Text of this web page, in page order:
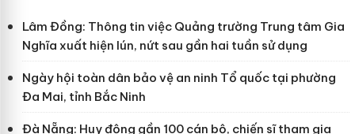
Lâm Đồng: Thông tin việc Quảng trường Trung tâm Gia
Nghĩa xuất hiện lún, nứt sau gần hai tuần sử dụng
Ngày hội toàn dân bảo vệ an ninh Tổ quốc tại phường
Đa Mai, tỉnh Bắc Ninh
Đà Nẵng: Huy động gần 100 cán bộ, chiến sĩ tham gia